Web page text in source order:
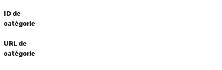
au travail
ID de
catégorie
URL de
catégorie